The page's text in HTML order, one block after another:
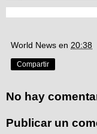
World News en 20:38
Compartir
No hay
Publicar un